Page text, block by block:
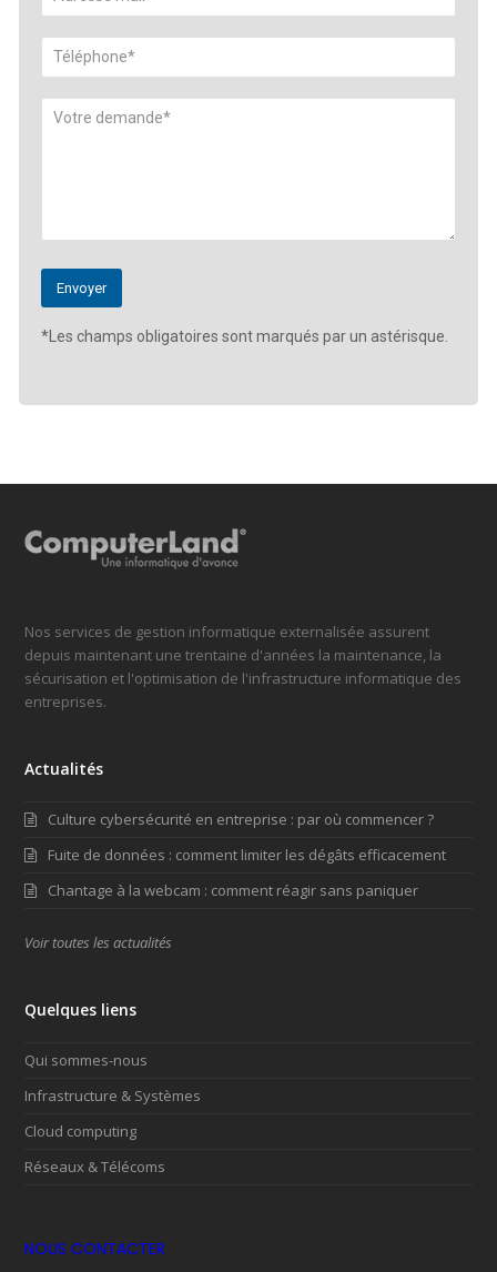
*Les champs obligatoires sont marqués par un astérisque.
Nos services de gestion informatique externalisée assurent
depuis maintenant une trentaine d'années la maintenance, la
sécurisation et l'optimisation de l'infrastructure informatique des
entreprises.
Actualités
Culture cybersécurité en entreprise : par où commencer ?
Fuite de données : comment limiter les dégâts efficacement
Chantage à la webcam : comment réagir sans paniquer
Voir toutes les actualités
Quelques liens
Qui sommes-nous
Infrastructure & Systèmes
Cloud computing
Réseaux & Télécoms
NOUS CONTACTER